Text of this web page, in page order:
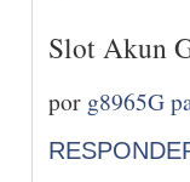
Slot Akun
por g8965G